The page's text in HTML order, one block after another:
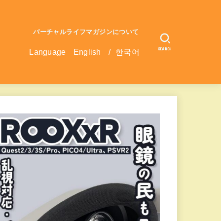
バーチャルライフマガジンについて
Language English / 한국어 SEARCH